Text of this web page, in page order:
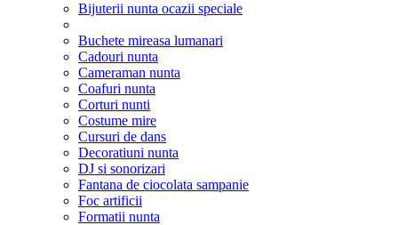
Bijuterii nunta ocazii speciale
Buchete mireasa lumanari
Cadouri nunta
Cameraman nunta
Coafuri nunta
Corturi nunti
Costume mire
Cursuri de dans
Decoratiuni nunta
DJ si sonorizari
Fantana de ciocolata sampanie
Foc artificii
Formatii nunta